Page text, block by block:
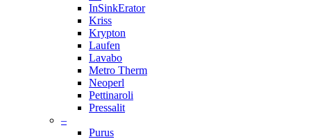
InSinkErator
Kriss
Krypton
Laufen
Lavabo
Metro Therm
Neoperl
Pettinaroli
Pressalit
–
Purus